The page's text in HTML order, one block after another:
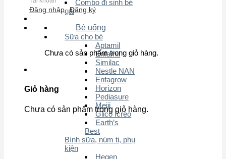
Đăng nhập Đăng ký
Chưa có sản phẩm trong giỏ hàng.
Giỏ hàng
Chưa có sản phẩm trong giỏ hàng.
Combo đi sinh bé
gái
Bé uống
Sữa cho bé
Aptamil
Enfamil
Similac
Nestle NAN
Enfagrow
Horizon
Pediasure
Meiji
Glico Icreo
Earth’s
Best
Bình sữa, núm ti, phụ
kiện
Hegen